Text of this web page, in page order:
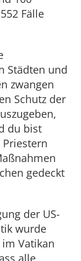
Fälle
Städten und
zwangen
Schutz der
du bist
gedeckt
der US-
wurde
Vatikan
alle